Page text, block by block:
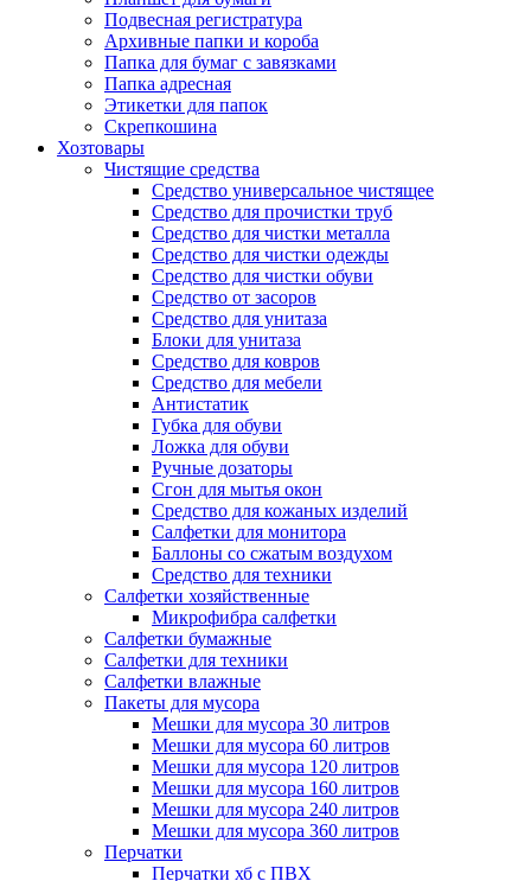
Подвесная регистратура
Архивные папки и короба
Папка для бумаг с завязками
Папка адресная
Этикетки для папок
Скрепкошина
Хозтовары
Чистящие средства
Средство универсальное чистящее
Средство для прочистки труб
Средство для чистки металла
Средство для чистки одежды
Средство для чистки обуви
Средство от засоров
Средство для унитаза
Блоки для унитаза
Средство для ковров
Средство для мебели
Антистатик
Губка для обуви
Ложка для обуви
Ручные дозаторы
Сгон для мытья окон
Средство для кожаных изделий
Салфетки для монитора
Баллоны со сжатым воздухом
Средство для техники
Салфетки хозяйственные
Микрофибра салфетки
Салфетки бумажные
Салфетки для техники
Салфетки влажные
Пакеты для мусора
Мешки для мусора 30 литров
Мешки для мусора 60 литров
Мешки для мусора 120 литров
Мешки для мусора 160 литров
Мешки для мусора 240 литров
Мешки для мусора 360 литров
Перчатки
Перчатки хб с ПВХ